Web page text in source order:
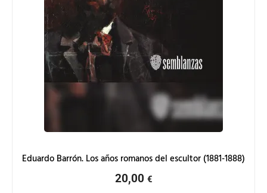
Eduardo Barrón. Los años romanos del escultor (1881-1888)
20,00 €